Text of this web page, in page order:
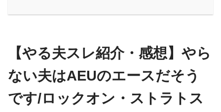
【やる夫スレ紹介・感想】やら
ない夫はAEUのエースだそう
です/ロックオン・ストラトス